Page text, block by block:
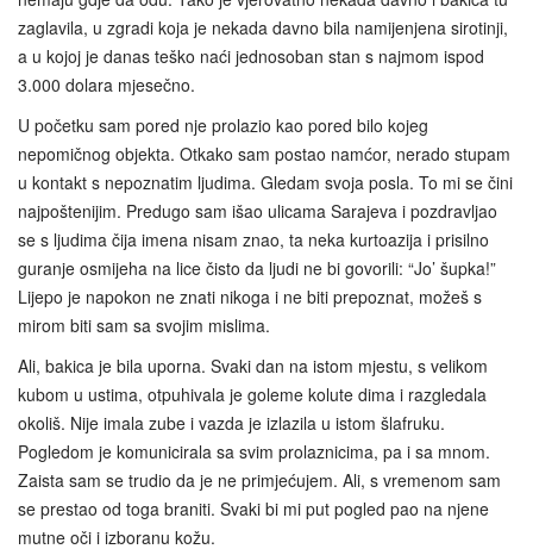
zaglavila, u zgradi koja je nekada davno bila namijenjena sirotinji,
a u kojoj je danas teško naći jednosoban stan s najmom ispod
3.000 dolara mjesečno.
U početku sam pored nje prolazio kao pored bilo kojeg
nepomičnog objekta. Otkako sam postao namćor, nerado stupam
u kontakt s nepoznatim ljudima. Gledam svoja posla. To mi se čini
najpoštenijim. Predugo sam išao ulicama Sarajeva i pozdravljao
se s ljudima čija imena nisam znao, ta neka kurtoazija i prisilno
guranje osmijeha na lice čisto da ljudi ne bi govorili: “Jo’ šupka!”
Lijepo je napokon ne znati nikoga i ne biti prepoznat, možeš s
mirom biti sam sa svojim mislima.
Ali, bakica je bila uporna. Svaki dan na istom mjestu, s velikom
kubom u ustima, otpuhivala je goleme kolute dima i razgledala
okoliš. Nije imala zube i vazda je izlazila u istom šlafruku.
Pogledom je komunicirala sa svim prolaznicima, pa i sa mnom.
Zaista sam se trudio da je ne primjećujem. Ali, s vremenom sam
se prestao od toga braniti. Svaki bi mi put pogled pao na njene
mutne oči i izboranu kožu.